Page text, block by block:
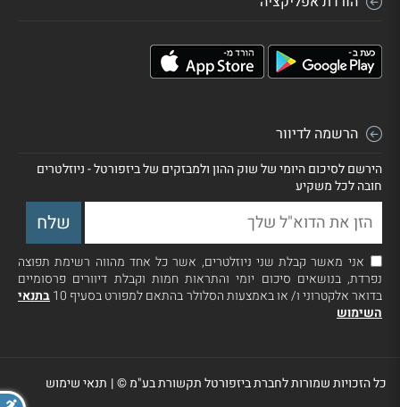
הרשמה לדיוור
הירשם לסיכום היומי של שוק ההון ולמבזקים של ביזפורטל - ניוזלטרים
חובה לכל משקיע
אני מאשר קבלת שני ניוזלטרים, אשר כל אחד מהווה רשימת תפוצה
נפרדת, בנושאים סיכום יומי והתראות חמות וקבלת דיוורים פרסומיים
בדואר אלקטרוני ו/ או באמצעות הסלולר בהתאם למפורט בסעיף 10
בתנאי
השימוש
כל הזכויות שמורות לחברת ביזפורטל תקשורת בע"מ ©| תנאי שימוש